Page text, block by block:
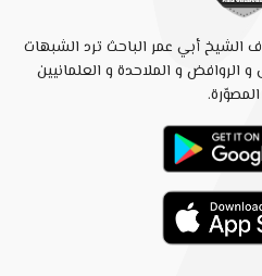
أبي عمر الباحث ترد الشبهات
الروافض و الملاحدة و العلمانيين